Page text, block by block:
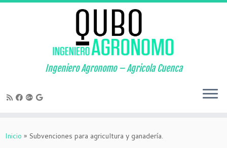
Saltar
Ingeniero Agronomo – Agricola Cuenca
Inicio » Subvenciones para agricultura y ganadería.